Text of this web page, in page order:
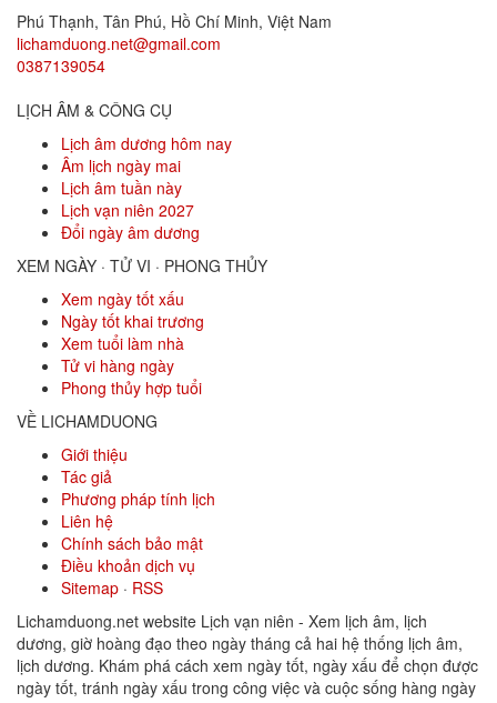
Phú Thạnh, Tân Phú, Hồ Chí Minh, Việt Nam
lichamduong.net@gmail.com
0387139054
LỊCH ÂM & CÔNG CỤ
Lịch âm dương hôm nay
Âm lịch ngày mai
Lịch âm tuần này
Lịch vạn niên 2027
Đổi ngày âm dương
XEM NGÀY · TỬ VI · PHONG THỦY
Xem ngày tốt xấu
Ngày tốt khai trương
Xem tuổi làm nhà
Tử vi hàng ngày
Phong thủy hợp tuổi
VỀ LICHAMDUONG
Giới thiệu
Tác giả
Phương pháp tính lịch
Liên hệ
Chính sách bảo mật
Điều khoản dịch vụ
Sitemap · RSS
Lichamduong.net website Lịch vạn niên - Xem lịch âm, lịch
dương, giờ hoàng đạo theo ngày tháng cả hai hệ thống lịch âm,
lịch dương. Khám phá cách xem ngày tốt, ngày xấu để chọn được
ngày tốt, tránh ngày xấu trong công việc và cuộc sống hàng ngày